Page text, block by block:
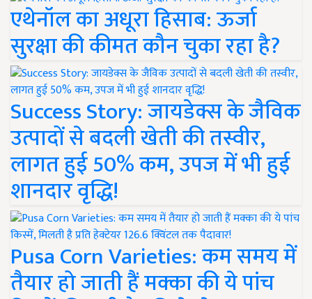
एथेनॉल का अधूरा हिसाब: ऊर्जा
सुरक्षा की कीमत कौन चुका रहा है?
Success Story: जायडेक्स के जैविक
उत्पादों से बदली खेती की तस्वीर,
लागत हुई 50% कम, उपज में भी हुई
शानदार वृद्धि!
Pusa Corn Varieties: कम समय में
तैयार हो जाती हैं मक्का की ये पांच